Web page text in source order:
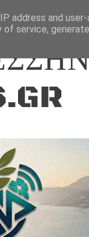
address and
service,